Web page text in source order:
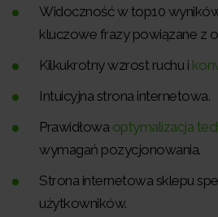
Widoczność w top10
kluczowe frazy powiązane z
Kilkukrotny wzrost ruchu i
Intuicyjna strona internetowa.
Prawidłowa optymalizacja
wymagań pozycjonowania.
Strona internetowa sklepu
użytkowników.